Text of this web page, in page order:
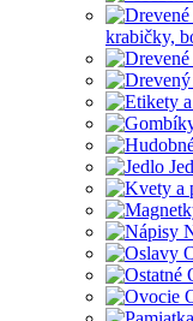
krabičky,